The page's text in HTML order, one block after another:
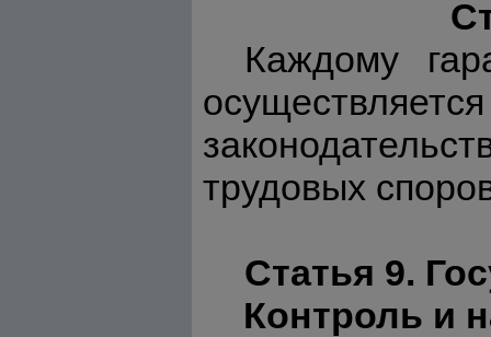
Каждому
трудовых
Статья 9.
Контроль и